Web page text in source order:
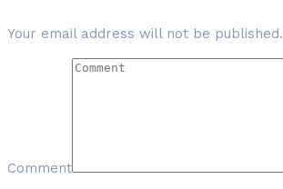
Your email address will not be published.
Comment